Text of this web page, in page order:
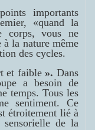
importants
«quand la
corps, vous ne
la nature même
des cycles.
et faible ». Dans
a besoin de
temps. Tous les
sentiment. Ce
étroitement lié à
sensorielle de la